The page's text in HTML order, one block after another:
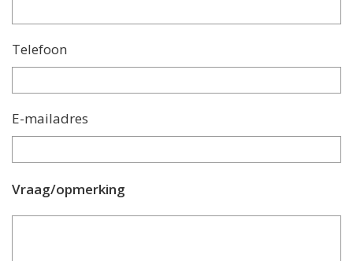
Telefoon
E-mailadres
Vraag/opmerking